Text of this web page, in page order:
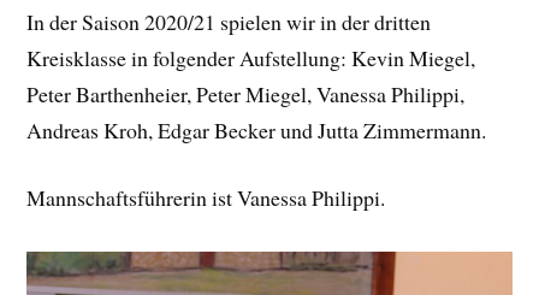
In der Saison 2020/21 spielen wir in der dritten
Kreisklasse in folgender Aufstellung: Kevin Miegel,
Peter Barthenheier, Peter Miegel, Vanessa Philippi,
Andreas Kroh, Edgar Becker und Jutta Zimmermann.
Mannschaftsführerin ist Vanessa Philippi.